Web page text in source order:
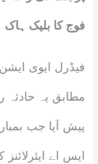
فوج کا بلیک ہاک
ایس اے ایئرلائنز